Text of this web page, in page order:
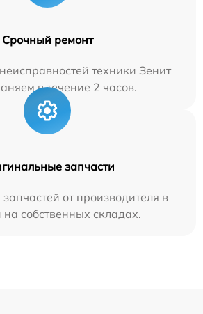
Срочный ремонт
техники Зенит
в течение 2 часов.
запчасти
от производителя в
собственных складах.